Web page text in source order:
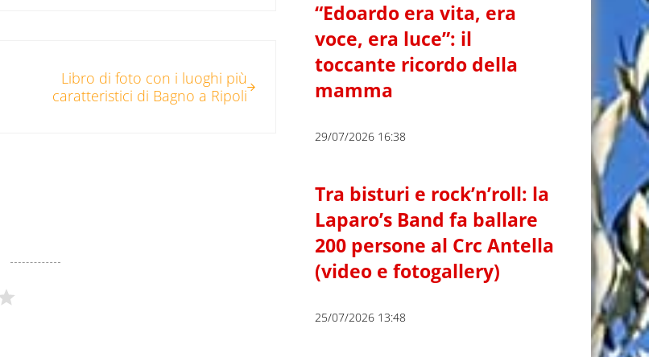
Libro di foto con i luoghi più
caratteristici di Bagno a Ripoli
“Edoardo era vita, era
voce, era luce”: il
toccante ricordo della
mamma
29/07/2026 16:38
Tra bisturi e rock’n’roll: la
Laparo’s Band fa ballare
200 persone al Crc Antella
(video e fotogallery)
25/07/2026 13:48